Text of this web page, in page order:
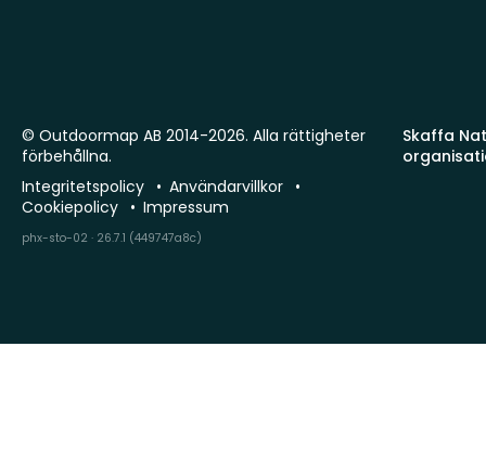
Skaffa
© Outdoormap AB 2014-2026. Alla rättigheter
förbehållna.
Integritetspolicy
Användarvillkor
Cookiepolicy
Impressum
phx-sto-02 · 26.7.1 (449747a8c)